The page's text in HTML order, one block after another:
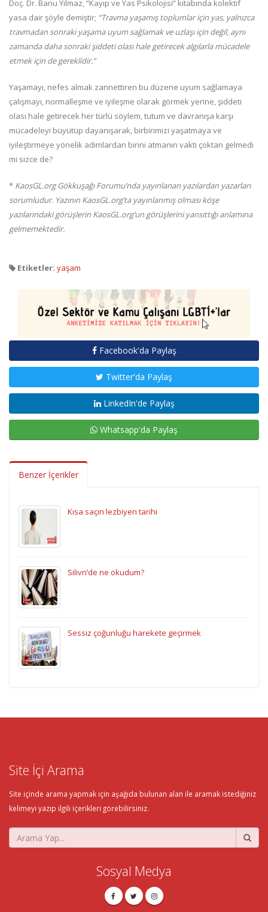
Doç. Dr. Banu Yılmaz, “Kayıp ve Yas Psikolojisi” kitabında kolektif
yasa dair şöyle demiştir; “Travma yaşamış toplumlar için yas, yalnızca
travmadan sonraki yaşama uyum sağlamak ve uzlaşı için değil, aynı
zamanda daha sonraki şiddeti olası hale getirecek algılarla mücadele
etmek için de gereklidir.”
Yaşamayı, nefes almak zannettiren bu düzene uyum sağlamaya
çalışmayı, normalleşme ve iyileşme olarak görmek yerine, şiddeti
olası hale getirecek her türlü söylem, tutum ve davranışa karşı
mücadeleyi büyütüp dayanışarak, birbirimizi yaşatmaya ve
iyileştirmeye yönelik adımlardan birini atmanın vakti çoktan gelmedi
mi sizce de?
* KaosGL.org Gökkuşağı Forumu’nda yayınlanan yazılardan yazarları
sorumludur. Yazının KaosGL.org’ta yayınlanmış olması köşe
yazılarındaki görüşlerin KaosGL.org’un görüşlerini yansıttığı anlamına
gelmemektedir.
Etiketler: yaşam
Facebook'da Paylaş
Twitter'da Paylaş
LinkedIn'de Paylaş
Whatsapp'da Paylaş
Benzer İçerikler
Kısa saçın lezbiyen tarihi
Silivri’de ne okudum?
Sessiz çoğunluğu harekete geçirmek
Site İçi Arama
Site içinde arama yapmak için aşağıda bulunan alan ile aramak istediğiniz
kelimeyi yazıp ilgili içerikleri görebilirsiniz.
Sosyal Medya